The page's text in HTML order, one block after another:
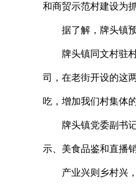
和商贸示范村建设为
据了解，牌头镇
牌头镇同文村驻
司，在老街开设的这
吃，增加我们村集体
牌头镇党委副书
示、美食品鉴和直播
产业兴则乡村兴